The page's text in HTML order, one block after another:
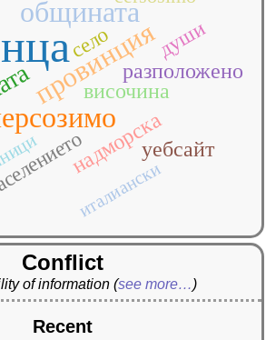
общината
провинция
височина
надморска
разположено
уебсайт
души
село
италиански
Conflict
of information (see more…)
Recent